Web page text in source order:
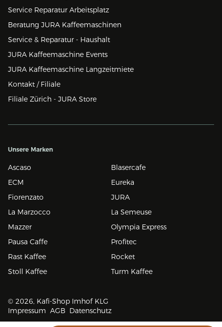
Service Reparatur Arbeitsplatz
Beratung JURA Kaffeemaschinen
Service & Reparatur - Haushalt
JURA Kaffeemaschine Events
JURA Kaffeemaschine Langzeitmiete
Kontakt / Filiale
Filiale Zürich - JURA Store
Unsere Marken
Ascaso
Blasercafe
ECM
Eureka
Fiorenzato
JURA
La Marzocco
La Semeuse
Mazzer
Olympia Express
Pausa Caffe
Profitec
Rast Kaffee
Rocket
Stoll Kaffee
Turm Kaffee
© 2026, Kafi-Shop Imhof KLG
Impressum AGB Datenschutz